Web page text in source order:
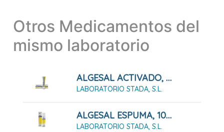
Otros Medicamentos del
mismo laboratorio
ALGESAL ACTIVADO, 60 G
LABORATORIO STADA, S.L.
ALGESAL ESPUMA, 100 G
LABORATORIO STADA, S.L.